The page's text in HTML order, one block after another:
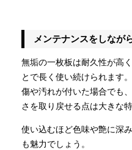
メンテナンスをしなが
無垢の一枚板は耐久性が高
とで長く使い続けられます。
傷や汚れが付いた場合でも
さを取り戻せる点は大きな特
使い込むほど色味や艶に深
も魅力でしょう。